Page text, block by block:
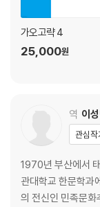
가오고략 4
25,000원
역 이
관심작
1970년 부산에서
관대학교 한문학과
의 전신인 민족문